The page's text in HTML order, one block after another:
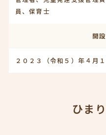
員、保育士
開
２０２３（令和５）年４月
ひま